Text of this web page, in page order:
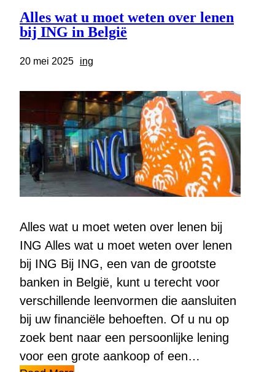
Alles wat u moet weten over lenen
bij ING in België
20 mei 2025 ing
Alles wat u moet weten over lenen bij
ING Alles wat u moet weten over lenen
bij ING Bij ING, een van de grootste
banken in België, kunt u terecht voor
verschillende leenvormen die aansluiten
bij uw financiële behoeften. Of u nu op
zoek bent naar een persoonlijke lening
voor een grote aankoop of een…